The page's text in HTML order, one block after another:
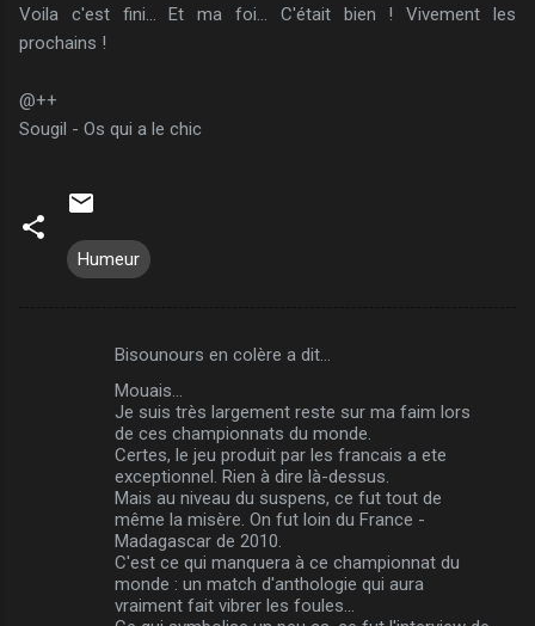
Voila c'est fini... Et ma foi... C'était bien ! Vivement les
prochains !
@++
Sougil - Os qui a le chic
Humeur
Bisounours en colère a dit…
Mouais...
Je suis très largement reste sur ma faim lors
de ces championnats du monde.
Certes, le jeu produit par les francais a ete
exceptionnel. Rien à dire là-dessus.
Mais au niveau du suspens, ce fut tout de
même la misère. On fut loin du France -
Madagascar de 2010.
C'est ce qui manquera à ce championnat du
monde : un match d'anthologie qui aura
vraiment fait vibrer les foules...